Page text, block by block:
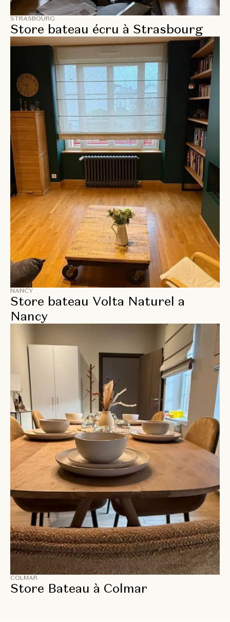
STRASBOURG
Store bateau écru à Strasbourg
NANCY
Store bateau Volta Naturel a
Nancy
COLMAR
Store Bateau à Colmar